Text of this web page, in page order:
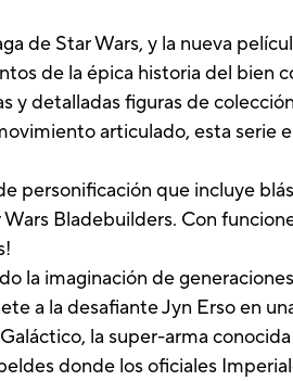
de Star Wars, y la nueva
de la épica historia del bien
detalladas figuras de
articulado, esta serie
personificación que incluye
Bladebuilders. Con
la imaginación de
a la desafiante Jyn Erso en
la super-arma
donde los oficiales